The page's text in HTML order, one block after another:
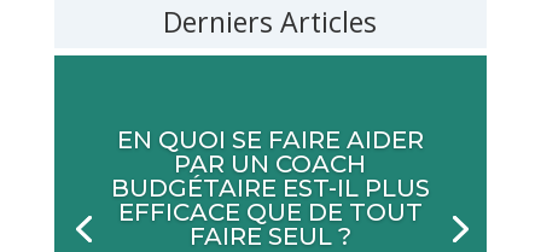
Derniers Articles
EN QUOI SE FAIRE AIDER
PAR UN COACH
BUDGÉTAIRE EST-IL PLUS
EFFICACE QUE DE TOUT
FAIRE SEUL ?